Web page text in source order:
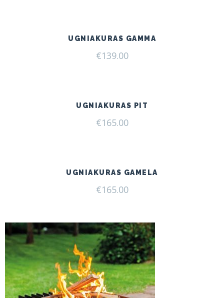
UGNIAKURAS GAMMA
€139.00
UGNIAKURAS PIT
€165.00
UGNIAKURAS GAMELA
€165.00